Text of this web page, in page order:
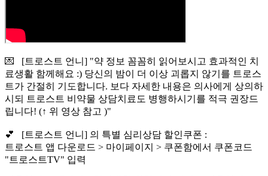
💌 [트로스트 언니] "약 정보 꼼꼼히 읽어보시고 효과적인 치
료생활 함께해요 :) 당신의 밤이 더 이상 괴롭지 않기를 트로스
트가 간절히 기도합니다. 보다 자세한 내용은 의사에게 상의하
시되 트로스트 비약물 상담치료도 병행하시기를 적극 권장드
립니다! (↑ 위 영상 참고 )"
💕 [트로스트 언니] 의 특별 심리상담 할인쿠폰 :
트로스트 앱 다운로드 > 마이페이지 > 쿠폰함에서 쿠폰코드
"트로스트TV" 입력